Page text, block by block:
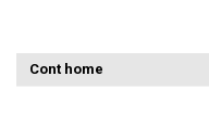
Cont home